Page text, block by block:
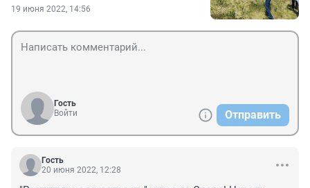
19 июня 2022, 14:56
Гость
Войти
Отправить
Гость
20 июня 2022, 12:28